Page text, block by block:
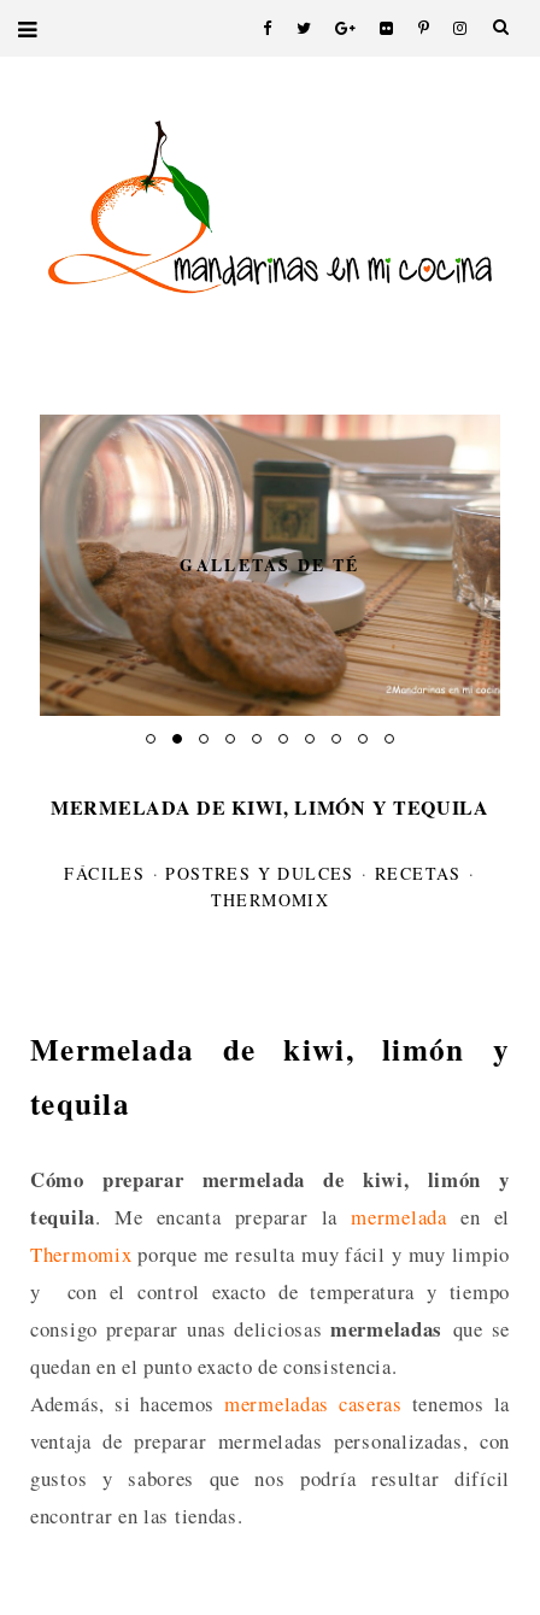
GALLETAS DE TÉ
MERMELADA DE KIWI, LIMÓN Y TEQUILA
FÁCILES ·POSTRES Y DULCES · RECETAS ·
THERMOMIX
Mermelada de kiwi, limón y
tequila
Cómo preparar mermelada de kiwi, limón y
tequila. Me encanta preparar lamermeladaen el
Thermomix porque me resulta muy fácil y muy limpio
y con el control exacto de temperatura y tiempo
consigo preparar unas deliciosasmermeladas que se
quedan en el punto exacto de consistencia.
Además, si hacemos mermeladas caseras tenemos la
ventaja de preparar mermeladas personalizadas, con
gustos y sabores que nos podría resultar difícil
encontrar en las tiendas.